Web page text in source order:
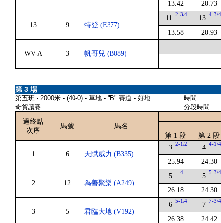
13.42 20.73
13 9 特登 (E377)
11 2-3/4
13.58
13 4-3/4
20.93
WV-A 3 帆哥兒 (B089)
第 3 場
第五班 - 2000米 - (40-0) - 草地 - "B" 賽道 - 好地
奇貨讓賽
時間:
分段時間:
過終點
次序
馬號
馬名
第 1 段
第 2 段
1 6 天賦威力 (B335)
3 2-1/2
25.94
4 4-1/4
24.30
2 12 為善聚樂 (A249)
5 4
26.18
5 5-3/4
24.30
3 5 君臨大地 (V192)
6 5-1/4
26.38
7 7-3/4
24.42